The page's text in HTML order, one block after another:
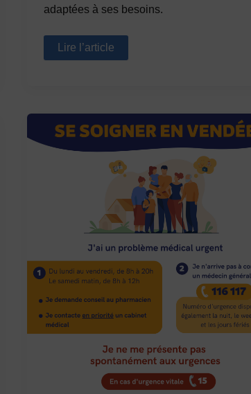
adaptées à ses besoins.
Bien-
être
Lire l’article